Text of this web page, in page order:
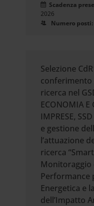
Scadenza
2026
Numero posti:
Selezione
ricerca nel
ECONOMIA E
IMPRESE,
e gestione
l’attuazione
ricerca
Monitoraggio
Performance
Energetica e
dell’Impatto